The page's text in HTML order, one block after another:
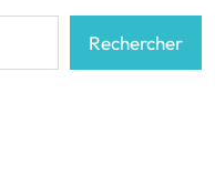
Rechercher